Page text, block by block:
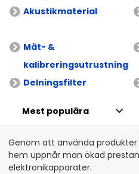
Akustikmaterial
Mät- &
kalibreringsutrustning
Delningsfilter
Genom att använda
hem uppnår man ökad
elektronikapparater.